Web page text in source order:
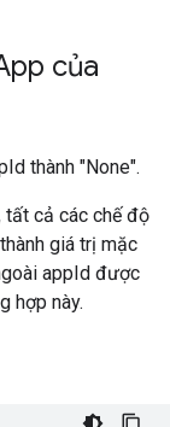
của
thành "None".
tất cả các chế độ
giá trị mặc
appId được
hợp này.